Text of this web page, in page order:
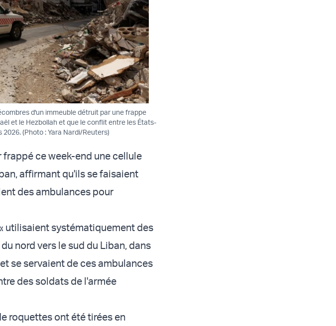
d'un immeuble détruit par une frappe
et le Hezbollah et que le conflit entre les États-
2026. (Photo : Yara Nardi/Reuters)
ce week-end une cellule
affirmant qu'ils se faisaient
des ambulances pour
utilisaient systématiquement des
nord vers le sud du Liban, dans
se servaient de ces ambulances
des soldats de l'armée
roquettes ont été tirées en